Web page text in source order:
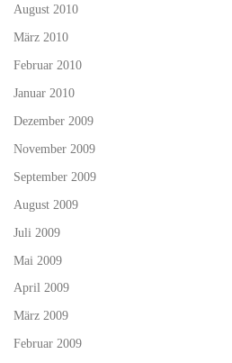
August 2010
März 2010
Februar 2010
Januar 2010
Dezember 2009
November 2009
September 2009
August 2009
Juli 2009
Mai 2009
April 2009
März 2009
Februar 2009